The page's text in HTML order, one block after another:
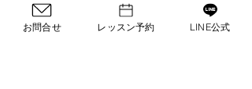
お問合せ レッスン予約 LINE公式